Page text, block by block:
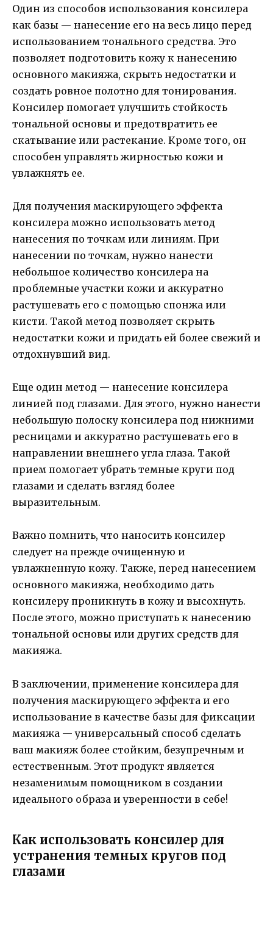
Один из способов использования консилера
как базы — нанесение его на весь лицо перед
использованием тонального средства. Это
позволяет подготовить кожу к нанесению
основного макияжа, скрыть недостатки и
создать ровное полотно для тонирования.
Консилер помогает улучшить стойкость
тональной основы и предотвратить ее
скатывание или растекание. Кроме того, он
способен управлять жирностью кожи и
увлажнять ее.
Для получения маскирующего эффекта
консилера можно использовать метод
нанесения по точкам или линиям. При
нанесении по точкам, нужно нанести
небольшое количество консилера на
проблемные участки кожи и аккуратно
растушевать его с помощью спонжа или
кисти. Такой метод позволяет скрыть
недостатки кожи и придать ей более свежий и
отдохнувший вид.
Еще один метод — нанесение консилера
линией под глазами. Для этого, нужно нанести
небольшую полоску консилера под нижними
ресницами и аккуратно растушевать его в
направлении внешнего угла глаза. Такой
прием помогает убрать темные круги под
глазами и сделать взгляд более
выразительным.
Важно помнить, что наносить консилер
следует на прежде очищенную и
увлажненную кожу. Также, перед нанесением
основного макияжа, необходимо дать
консилеру проникнуть в кожу и высохнуть.
После этого, можно приступать к нанесению
тональной основы или других средств для
макияжа.
В заключении, применение консилера для
получения маскирующего эффекта и его
использование в качестве базы для фиксации
макияжа — универсальный способ сделать
ваш макияж более стойким, безупречным и
естественным. Этот продукт является
незаменимым помощником в создании
идеального образа и уверенности в себе!
Как использовать консилер для
устранения темных кругов под
глазами